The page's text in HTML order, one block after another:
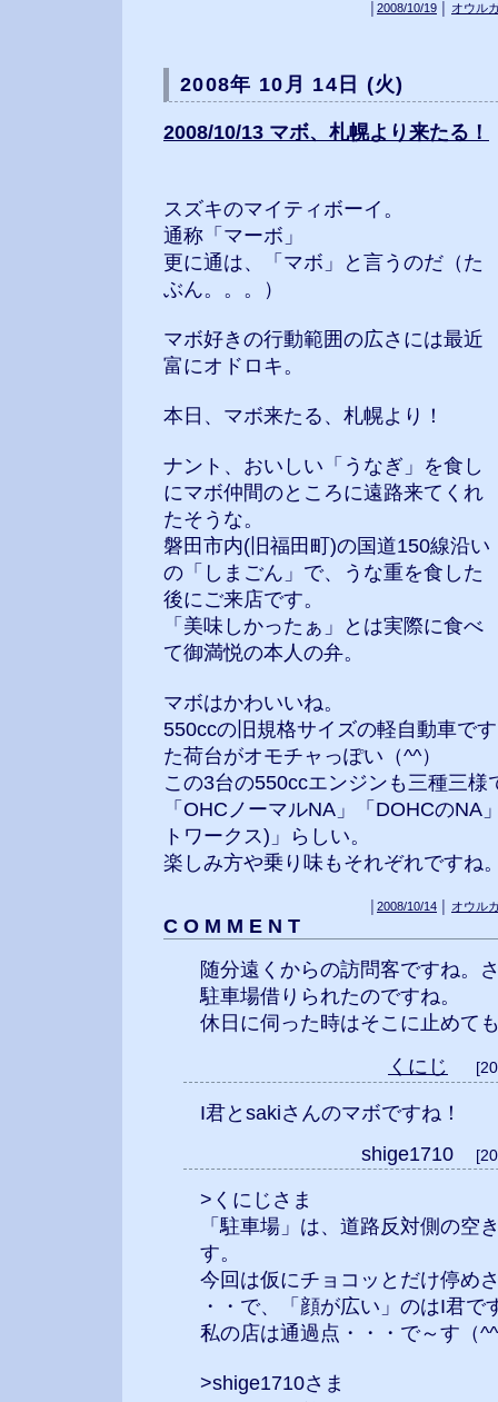
2008/10/19 オウル
2008年 10月 14日 (火)
2008/10/13 マボ、札幌より来たる！
スズキのマイティボーイ。
通称「マーボ」
更に通は、「マボ」と言うのだ（た
ぶん。。。）
マボ好きの行動範囲の広さには最近
富にオドロキ。
本日、マボ来たる、札幌より！
ナント、おいしい「うなぎ」を食し
にマボ仲間のところに遠路来てくれ
たそうな。
磐田市内(旧福田町)の国道150線沿い
の「しまごん」で、うな重を食した
後にご来店です。
「美味しかったぁ」とは実際に食べ
て御満悦の本人の弁。
マボはかわいいね。
550ccの旧規格サイズの軽自動車で
た荷台がオモチャっぽい（^^）
この3台の550ccエンジンも三種三様
「OHCノーマルNA」「DOHCのNA
トワークス)」らしい。
楽しみ方や乗り味もそれぞれですね
2008/10/14 オウル
C O M M E N T
随分遠くからの訪問客ですね。
駐車場借りられたのですね。
休日に伺った時はそこに止めて
くにじ
I君とsakiさんのマボですね！
shige1710
>くにじさま
「駐車場」は、道路反対側の空
す。
今回は仮にチョコッとだけ停め
・・で、「顔が広い」のはI君で
私の店は通過点・・・で～す（
>shige1710さま